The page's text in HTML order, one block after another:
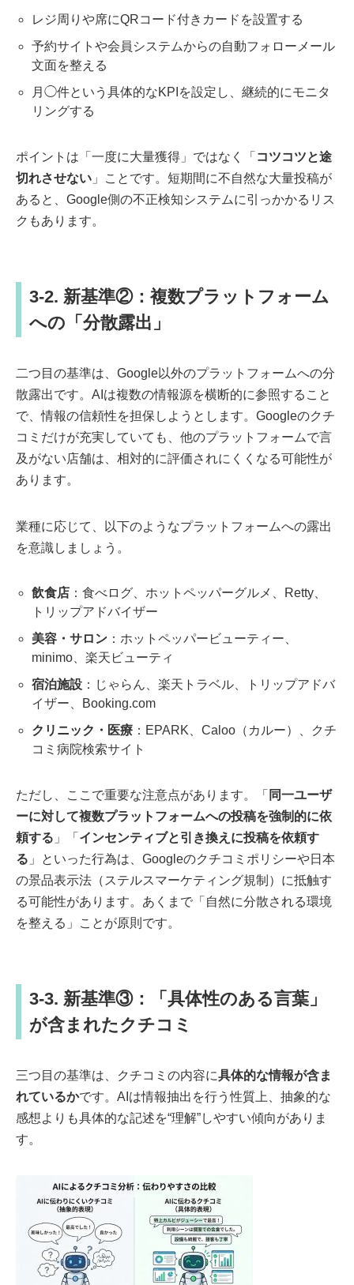
レジ周りや席にQRコード付きカードを設置する
予約サイトや会員システムからの自動フォローメール
文面を整える
月◯件という具体的なKPIを設定し、継続的にモニタ
リングする
ポイントは「一度に大量獲得」ではなく「 コツコツと途
切れさせない 」ことです。短期間に不自然な大量投稿が
あると、Google側の不正検知システムに引っかかるリス
クもあります。
3-2. 新基準②：複数プラットフォーム
への「分散露出」
二つ目の基準は、Google以外のプラットフォームへの分
散露出です。AIは複数の情報源を横断的に参照すること
で、情報の信頼性を担保しようとします。Googleのクチ
コミだけが充実していても、他のプラットフォームで言
及がない店舗は、相対的に評価されにくくなる可能性が
あります。
業種に応じて、以下のようなプラットフォームへの露出
を意識しましょう。
飲食店 ：食べログ、ホットペッパーグルメ、Retty、
トリップアドバイザー
美容・サロン ：ホットペッパービューティー、
minimo、楽天ビューティ
宿泊施設 ：じゃらん、楽天トラベル、トリップアドバ
イザー、Booking.com
クリニック・医療 ：EPARK、Caloo（カルー）、クチ
コミ病院検索サイト
ただし、ここで重要な注意点があります。「 同一ユーザ
ーに対して複数プラットフォームへの投稿を強制的に依
頼する 」「 インセンティブと引き換えに投稿を依頼す
る 」といった行為は、Googleのクチコミポリシーや日本
の景品表示法（ステルスマーケティング規制）に抵触す
る可能性があります。あくまで「自然に分散される環境
を整える」ことが原則です。
3-3. 新基準③：「具体性のある言葉」
が含まれたクチコミ
三つ目の基準は、クチコミの内容に具体的な情報が含ま
れているかです。AIは情報抽出を行う性質上、抽象的な
感想よりも具体的な記述を“理解”しやすい傾向がありま
す。